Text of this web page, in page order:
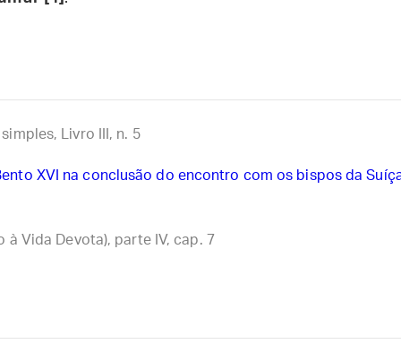
Livro III, n. 5
XVI na conclusão do encontro com os bispos da
à Vida Devota), parte IV, cap. 7